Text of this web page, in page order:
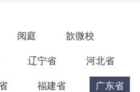
阅庭 歆微校
辽宁省 河北省
福建省 广东省